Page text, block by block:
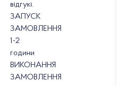
відгукі.
ЗАПУСК
ЗАМОВЛЕННЯ
1-2
години
ВИКОНАННЯ
ЗАМОВЛЕННЯ